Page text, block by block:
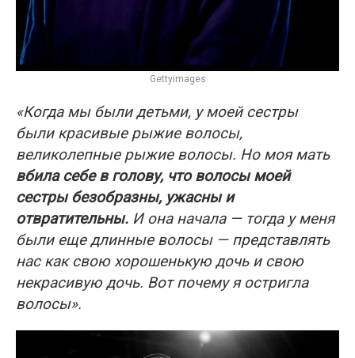
Gettyimages
«Когда мы были детьми, у моей сестры
были красивые рыжие волосы,
великолепные рыжие волосы. Но моя мать
вбила себе в голову, что волосы моей
сестры безобразны, ужасны и
отвратительны. И она начала — тогда у меня
были еще длинные волосы — представлять
нас как свою хорошенькую дочь и свою
некрасивую дочь. Вот почему я остригла
волосы».